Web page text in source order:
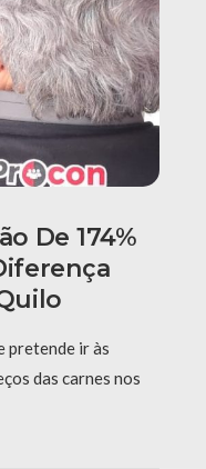
De 174%
pretende ir às
das carnes nos